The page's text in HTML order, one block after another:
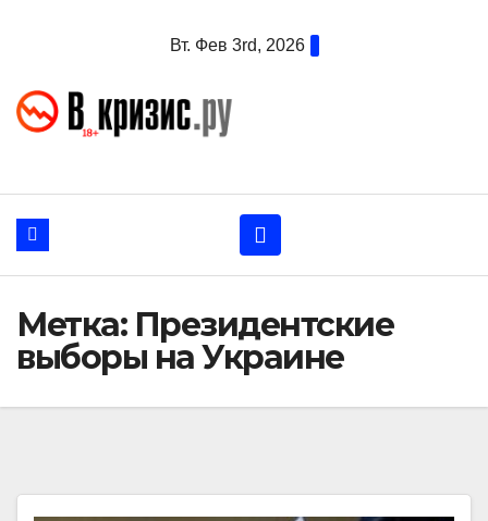
Вт. Фев 3rd, 2026
Метка: Президентские
выборы на Украине